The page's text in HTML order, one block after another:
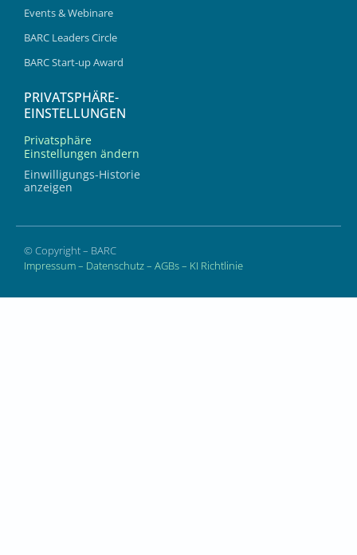
Events & Webinare
BARC Leaders Circle
BARC Start-up Award
PRIVATSPHÄRE-
EINSTELLUNGEN
Privatsphäre
Einstellungen ändern
Einwilligungs-Historie
anzeigen
© Copyright – BARC
Impressum– Datenschutz– AGBs– KI Richtlinie